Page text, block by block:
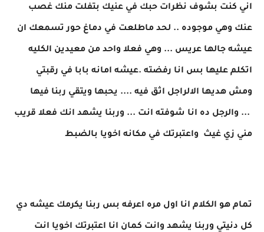
اني كنت بشوف نظرات حبك في عنيك بتفلت منك غصب
عنك وهي موجوده .. لحد ماطلعت في دماغ حور تسمعك ان
عيشه جالها عريس ... وهي فعلا واحد من معيدين الكليه
اتكلم عليها بس انا رفضته .عيشه امانه بابا في رقبتي
ومش هديها الالراجل اثق فيه .... يحبها ويتقي ربنا فيها
... والرجل ده انا شوفته انت ... وربنا يشهد انك فعلا قريب
مني زي غيث واعتبرتك في مكانه اخويا بالضبط
تمام هو الكلام انا اول مره اعرفه بس ربنا يكرمك عيشه دي
كل دنيتي وربنا يشهد وانت كمان انا اعتبرتك اخويا انت